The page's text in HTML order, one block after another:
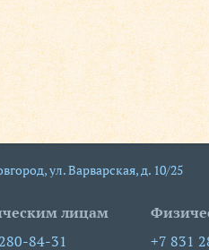
,ул. Варварская, д. 10/25
лицам
84-31
+7 831